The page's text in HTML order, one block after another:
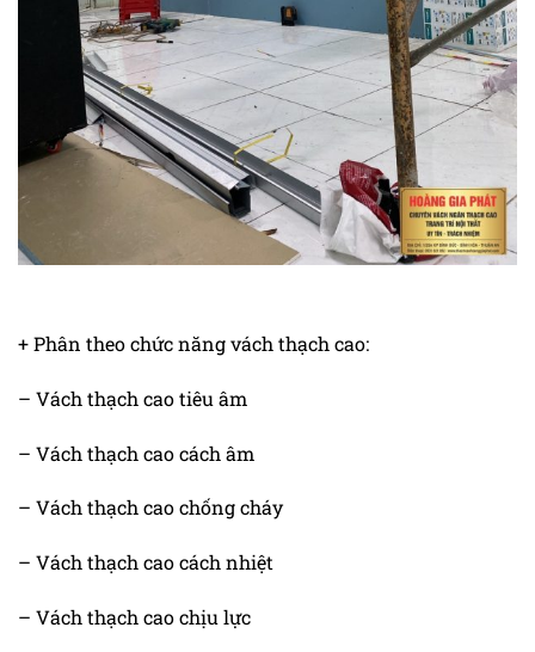
+ Phân theo chức năng vách thạch cao:
– Vách thạch cao tiêu âm
– Vách thạch cao cách âm
– Vách thạch cao chống cháy
– Vách thạch cao cách nhiệt
– Vách thạch cao chịu lực